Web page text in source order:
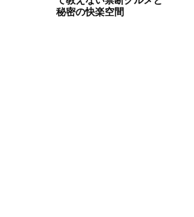
秘密の快楽空間